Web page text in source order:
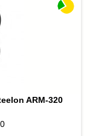
ARM-320